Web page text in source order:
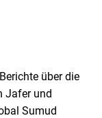
über die
Jafer und
Sumud